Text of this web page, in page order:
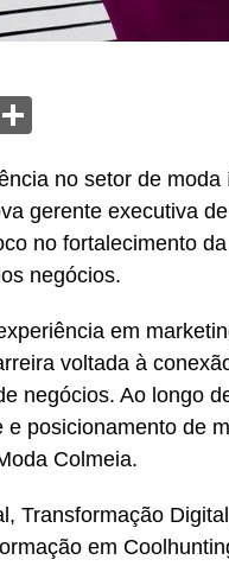
no setor de
gerente executiva
no fortalecimento
negócios.
em
voltada à
negócios. Ao longo
posicionamento de
Colmeia.
Transformação
em